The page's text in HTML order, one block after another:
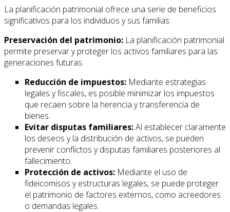
La planificación patrimonial ofrece una serie de beneficios
significativos para los individuos y sus familias:
Preservación del patrimonio: La planificación patrimonial
permite preservar y proteger los activos familiares para las
generaciones futuras.
Reducción de impuestos: Mediante estrategias
legales y fiscales, es posible minimizar los impuestos
que recaen sobre la herencia y transferencia de
bienes.
Evitar disputas familiares:Al establecer claramente
los deseos y la distribución de activos, se pueden
prevenir conflictos y disputas familiares posteriores al
fallecimiento.
Protección de activos: Mediante el uso de
fideicomisos y estructuras legales, se puede proteger
el patrimonio de factores externos, como acreedores
o demandas legales.